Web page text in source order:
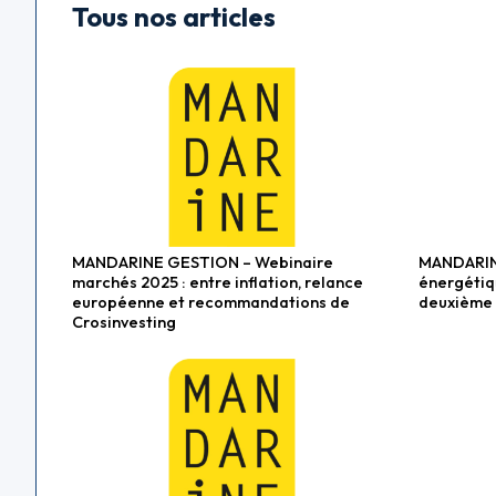
Tous nos articles
Fonds actions
MANDARINE GESTION – Webinaire
marchés 2025 : entre inflation, relance
européenne et recommandations de
Crosinvesting
Fonds